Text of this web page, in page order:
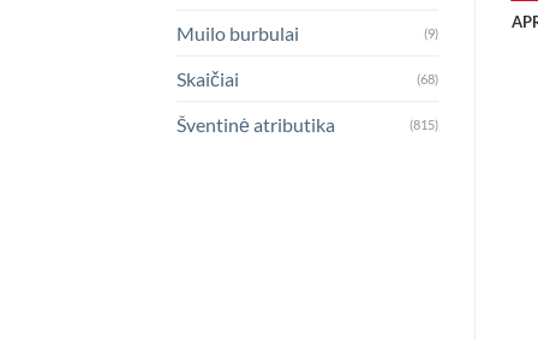
Muilo burbulai (9)
Skaičiai (68)
Šventinė atributika (815)